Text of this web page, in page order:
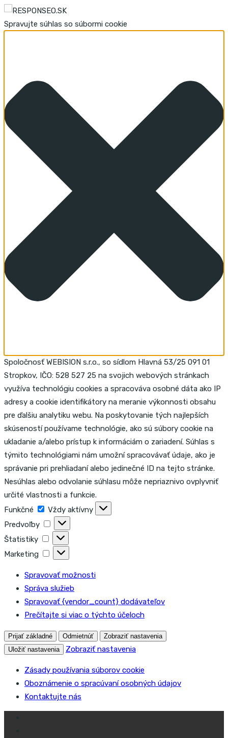
Spravujte súhlas so súbormi cookie
Spoločnosť WEBISION s.r.o., so sídlom Hlavná 53/25 091 01
Stropkov, IČO: 528 527 25 na svojich webových stránkach
využíva technológiu cookies a spracováva osobné dáta ako IP
adresy a cookie identifikátory na meranie výkonnosti obsahu
pre ďalšiu analytiku webu. Na poskytovanie tých najlepších
skúseností používame technológie, ako sú súbory cookie na
ukladanie a/alebo prístup k informáciám o zariadení. Súhlas s
týmito technológiami nám umožní spracovávať údaje, ako je
správanie pri prehliadaní alebo jedinečné ID na tejto stránke.
Nesúhlas alebo odvolanie súhlasu môže nepriaznivo ovplyvniť
určité vlastnosti a funkcie.
Funkčné
Funkčné
Vždy aktívny
Predvoľby
Predvoľby
Štatistiky
Štatistiky
Marketing
Marketing
Spravovať možnosti
Správa služieb
Spravovať {vendor_count} dodávateľov
Prečítajte si viac o týchto účeloch
Prijať základné Odmietnúť
Zobraziť nastavenia
Uložiť nastavenia
Zobraziť nastavenia
Zásady používania súborov cookie
Oboznámenie o spracúvaní osobných údajov
Kontaktujte nás